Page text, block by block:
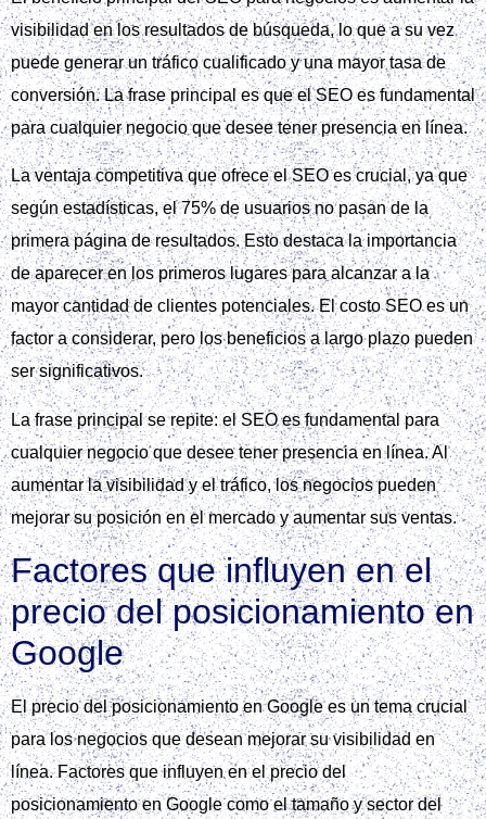
visibilidad en los resultados de búsqueda, lo que a su vez
puede generar un tráfico cualificado y una mayor tasa de
conversión. La frase principal es que el SEO es fundamental
para cualquier negocio que desee tener presencia en línea.
La ventaja competitiva que ofrece el SEO es crucial, ya que
según estadísticas, el 75% de usuarios no pasan de la
primera página de resultados. Esto destaca la importancia
de aparecer en los primeros lugares para alcanzar a la
mayor cantidad de clientes potenciales. El costo SEO es un
factor a considerar, pero los beneficios a largo plazo pueden
ser significativos.
La frase principal se repite: el SEO es fundamental para
cualquier negocio que desee tener presencia en línea. Al
aumentar la visibilidad y el tráfico, los negocios pueden
mejorar su posición en el mercado y aumentar sus ventas.
Factores que influyen en el
precio del posicionamiento en
Google
El precio del posicionamiento en Google es un tema crucial
para los negocios que desean mejorar su visibilidad en
línea. Factores que influyen en el precio del
posicionamiento en Google como el tamaño y sector del